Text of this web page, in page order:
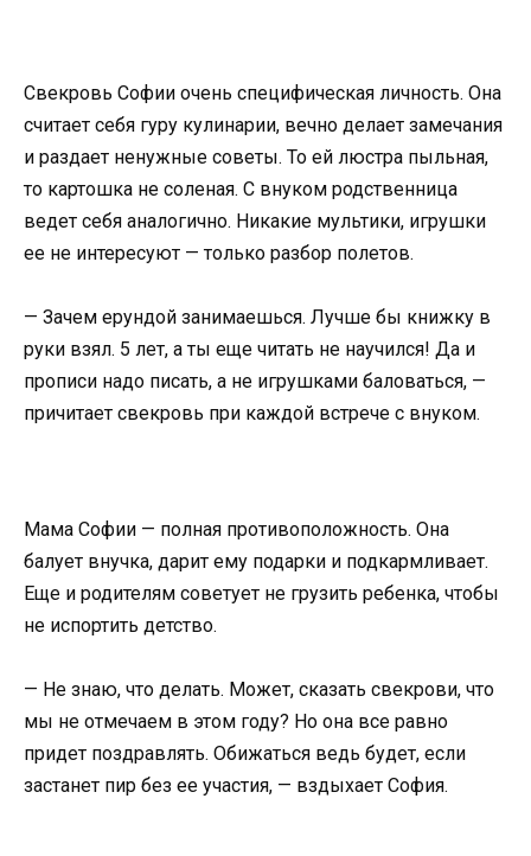
Свекровь Софии очень специфическая личность. Она
считает себя гуру кулинарии, вечно делает замечания
и раздает ненужные советы. То ей люстра пыльная,
то картошка не соленая. С внуком родственница
ведет себя аналогично. Никакие мультики, игрушки
ее не интересуют — только разбор полетов.
— Зачем ерундой занимаешься. Лучше бы книжку в
руки взял. 5 лет, а ты еще читать не научился! Да и
прописи надо писать, а не игрушками баловаться, —
причитает свекровь при каждой встрече с внуком.
Мама Софии — полная противоположность. Она
балует внучка, дарит ему подарки и подкармливает.
Еще и родителям советует не грузить ребенка, чтобы
не испортить детство.
— Не знаю, что делать. Может, сказать свекрови, что
мы не отмечаем в этом году? Но она все равно
придет поздравлять. Обижаться ведь будет, если
застанет пир без ее участия, — вздыхает София.